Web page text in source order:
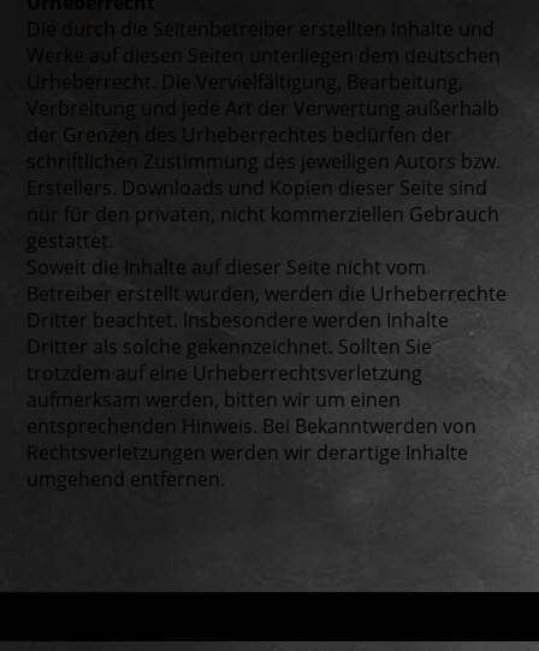
Die durch die Seitenbetreiber erstellten Inhalte und
Werke auf diesen Seiten unterliegen dem deutschen
Urheberrecht. Die Vervielfältigung, Bearbeitung,
Verbreitung und jede Art der Verwertung außerhalb
der Grenzen des Urheberrechtes bedürfen der
schriftlichen Zustimmung des jeweiligen Autors bzw.
Erstellers. Downloads und Kopien dieser Seite sind
nur für den privaten, nicht kommerziellen Gebrauch
gestattet.
Soweit die Inhalte auf dieser Seite nicht vom
Betreiber erstellt wurden, werden die Urheberrechte
Dritter beachtet. Insbesondere werden Inhalte
Dritter als solche gekennzeichnet. Sollten Sie
trotzdem auf eine Urheberrechtsverletzung
aufmerksam werden, bitten wir um einen
entsprechenden Hinweis. Bei Bekanntwerden von
Rechtsverletzungen werden wir derartige Inhalte
umgehend entfernen.